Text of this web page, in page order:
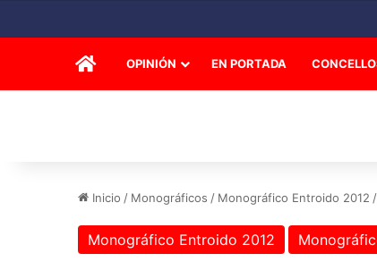
INICIOOPINIÓN EN PORTADA
Inicio / Monográficos / Monográfico Entroido 2012 /
Monográfico Entroido 2012